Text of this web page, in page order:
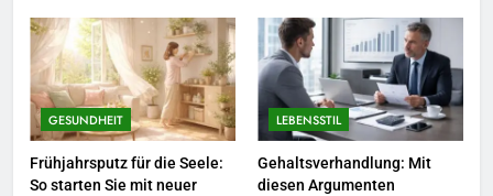
5
Accessoire-Guide: Mit diesen
Details werten Sie jedes
Frühlingsoutfit auf.
GESUNDHEIT
Frühjahrsputz für die Seele:
So starten Sie mit neuer
LEBENSSTIL
Gehaltsverhandlung: Mit
diesen Argumenten